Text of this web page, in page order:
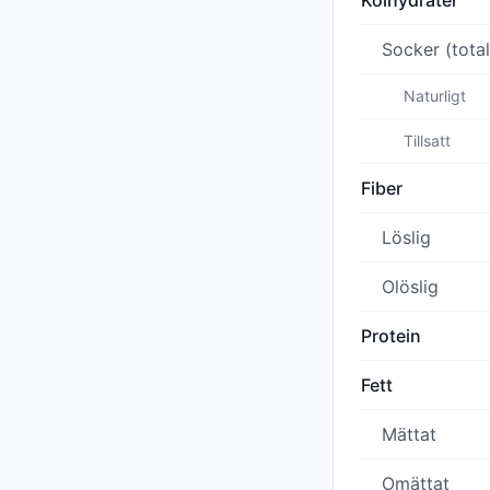
Socker
Naturligt
Tillsatt
Fiber
Löslig
Olöslig
Protein
Fett
Mättat
Omättat